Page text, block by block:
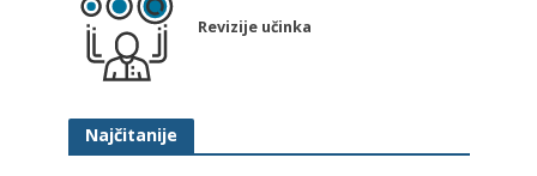
Revizije učinka
Najčitanije